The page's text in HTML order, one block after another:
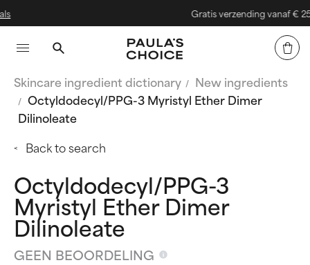
Gratis verzending vanaf € 25
Skincare ingredient dictionary
New ingredients
Octyldodecyl/PPG-3 Myristyl Ether Dimer
Dilinoleate
Back to search
Octyldodecyl/PPG-3
Myristyl Ether Dimer
Dilinoleate
GEEN BEOORDELING